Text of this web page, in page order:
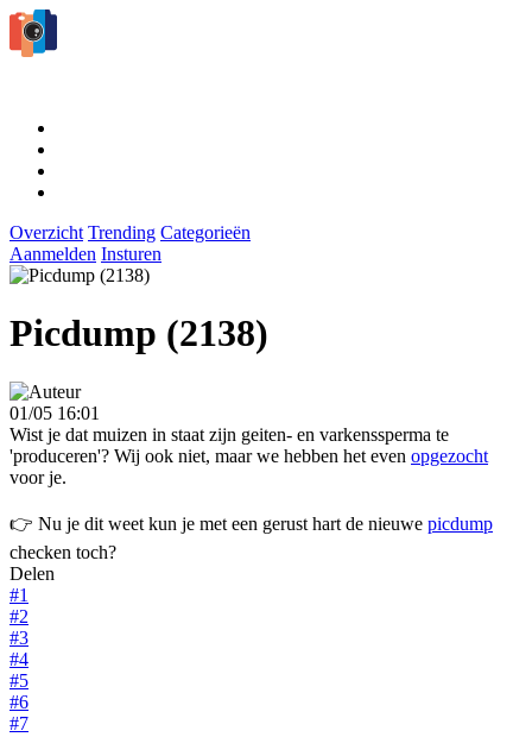
Overzicht Trending Categorieën
Aanmelden Insturen
Picdump (2138)
01/05 16:01
Wist je dat muizen in staat zijn geiten- en varkenssperma te
'produceren'? Wij ook niet, maar we hebben het even opgezocht
voor je.
👉 Nu je dit weet kun je met een gerust hart de nieuwe picdump
checken toch?
Delen
#1
#2
#3
#4
#5
#6
#7